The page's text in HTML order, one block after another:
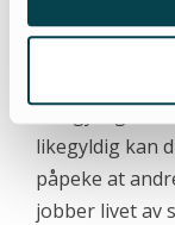
kunne løse
Likegyldighet
likegyldig kan
påpeke at
jobber livet av